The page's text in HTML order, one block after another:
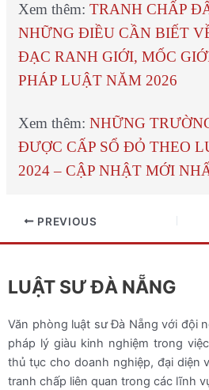
Xem thêm: TRANH CHẤP
NHỮNG ĐIỀU CẦN BIẾT
ĐẠC RANH GIỚI, MỐC
PHÁP LUẬT NĂM 2026
Xem thêm: NHỮNG
ĐƯỢC CẤP SỔ ĐỎ THEO
2024 – CẬP NHẬT MỚI
PREVIOUS
LUẬT SƯ ĐÀ NẴNG
Văn phòng luật sư Đà Nẵng với đội
pháp lý giàu kinh nghiệm trong
thủ tục cho doanh nghiệp, đại diện
tranh chấp liên quan trong các lĩnh